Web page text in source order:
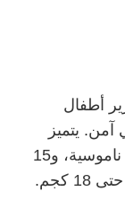
ديلوكس 3 في 1: سرير أطفال
يتميز
بتحكم عبر التطبيق، ارتفاع قابل للتعديل، ناموسية، و15
كجم.